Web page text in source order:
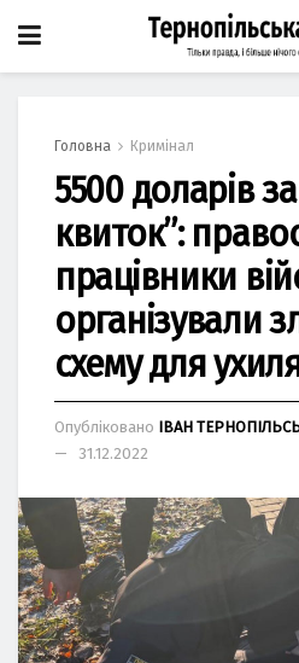
Головна Кримінал
5500 доларів
квиток”:
працівники
організували
схему для
Опубліковано ІВАН
31.12.2022